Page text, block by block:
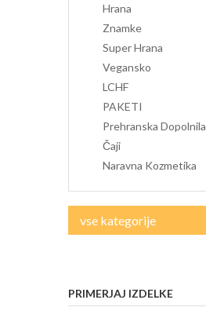
Hrana
Znamke
Super Hrana
Vegansko
LCHF
PAKETI
Prehranska Dopolnila
Čaji
Naravna Kozmetika
vse kategorije
PRIMERJAJ IZDELKE